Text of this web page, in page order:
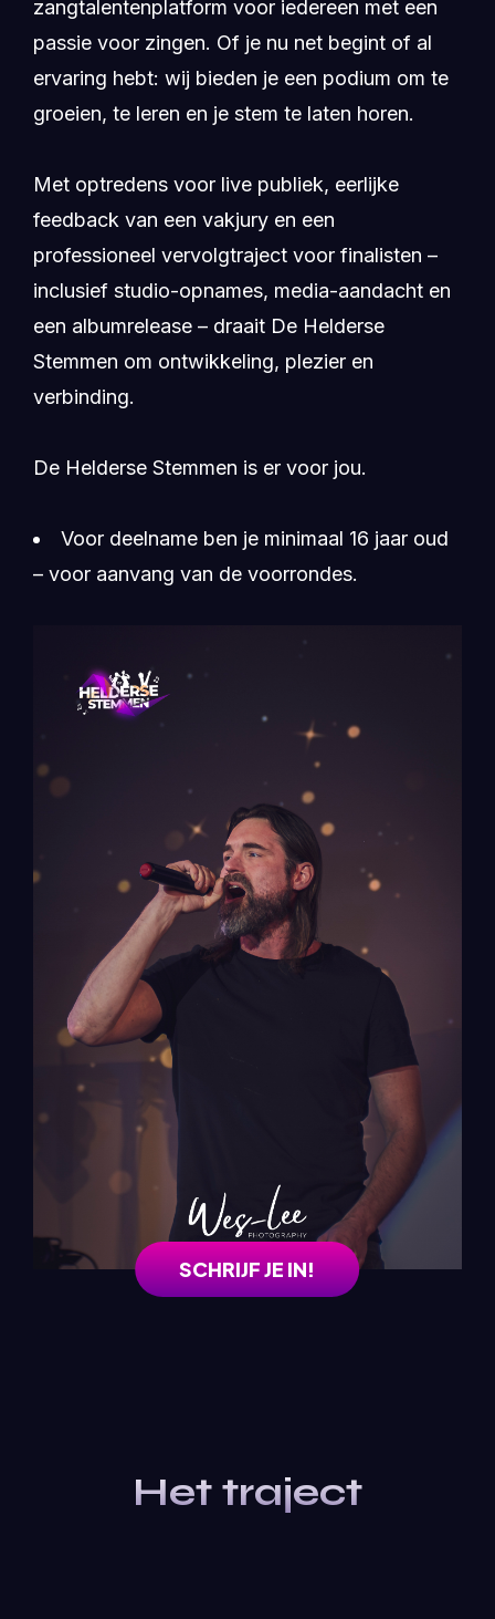
zangtalentenplatform voor iedereen met een
passie voor zingen. Of je nu net begint of al
ervaring hebt: wij bieden je een podium om te
groeien, te leren en je stem te laten horen.
Met optredens voor live publiek, eerlijke
feedback van een vakjury en een
professioneel vervolgtraject voor finalisten –
inclusief studio-opnames, media-aandacht en
een albumrelease – draait De Helderse
Stemmen om ontwikkeling, plezier en
verbinding.
De Helderse Stemmen is er voor jou.
Voor deelname ben je minimaal 16 jaar oud
– voor aanvang van de voorrondes.
SCHRIJF JE IN!
Het traject